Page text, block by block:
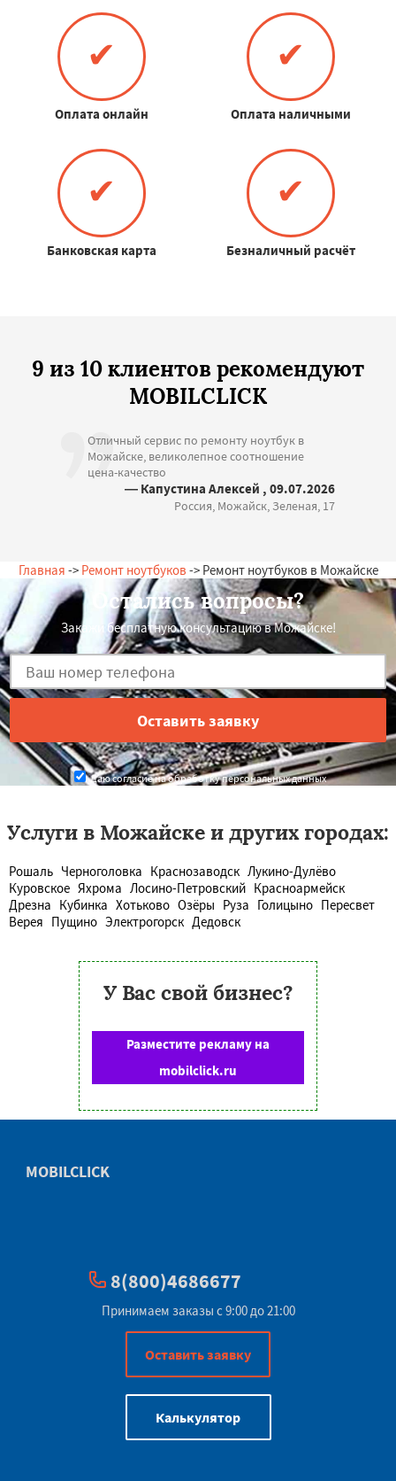
✔
Оплата онлайн
✔
Оплата наличными
✔
Банковская карта
✔
Безналичный расчёт
9 из 10 клиентов рекомендуют
MOBILCLICK
Отличный сервис по ремонту ноутбук в
Можайске, великолепное соотношение
цена-качество
— Капустина Алексей , 09.07.2026
Россия, Можайск, Зеленая, 17
Главная -> Ремонт ноутбуков -> Ремонт ноутбуков в Можайске
Остались вопросы?
Закажи бесплатную консультацию в Можайске!
Даю согласие на обработку персональных данных
Услуги в Можайске и других городах:
Рошаль Черноголовка Краснозаводск Лукино-Дулёво
Куровское Яхрома Лосино-Петровский Красноармейск
Дрезна Кубинка Хотьково Озёры Руза Голицыно Пересвет
Верея Пущино Электрогорск Дедовск
У Вас свой бизнес?
Разместите рекламу на
mobilclick.ru
MOBILCLICK
8(800)4686677
Принимаем заказы с 9:00 до 21:00
Оставить заявку
Калькулятор